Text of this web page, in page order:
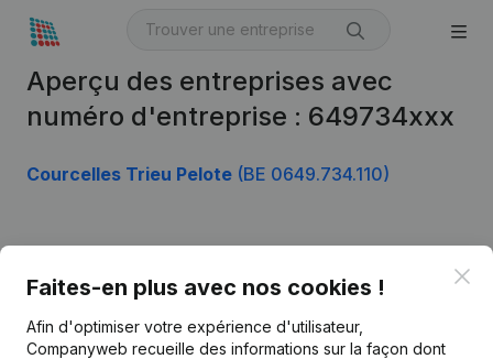
Aperçu des entreprises avec
numéro d'entreprise : 649734xxx
Courcelles Trieu Pelote (BE 0649.734.110)
Faites-en plus avec nos cookies !
Afin d'optimiser votre expérience d'utilisateur,
Companyweb recueille des informations sur la façon dont
Français
Informations d’entreprise
Monitoring